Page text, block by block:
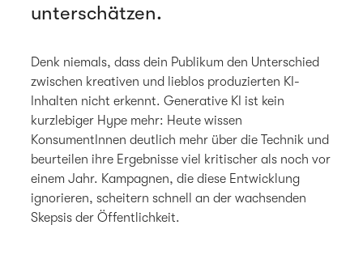
unterschätzen.
Denk niemals, dass dein Publikum den Unterschied
zwischen kreativen und lieblos produzierten KI-
Inhalten nicht erkennt. Generative KI ist kein
kurzlebiger Hype mehr: Heute wissen
KonsumentInnen deutlich mehr über die Technik und
beurteilen ihre Ergebnisse viel kritischer als noch vor
einem Jahr. Kampagnen, die diese Entwicklung
ignorieren, scheitern schnell an der wachsenden
Skepsis der Öffentlichkeit.